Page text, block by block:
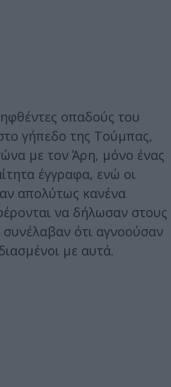
οπαδούς του
γήπεδο της Τούμπας,
με τον Άρη, μόνο ένας
έγγραφα, ενώ οι
απολύτως κανένα
να δήλωσαν στους
ότι αγνοούσαν
με αυτά.